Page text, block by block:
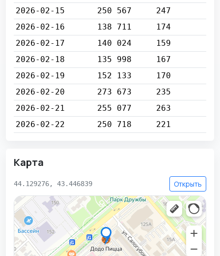
2026-02-15
250 567
247
2026-02-16
138 711
174
2026-02-17
140 024
159
2026-02-18
135 998
167
2026-02-19
152 133
170
2026-02-20
273 673
235
2026-02-21
255 077
263
2026-02-22
250 718 221
Карта
44.129276, 43.446839 Открыть